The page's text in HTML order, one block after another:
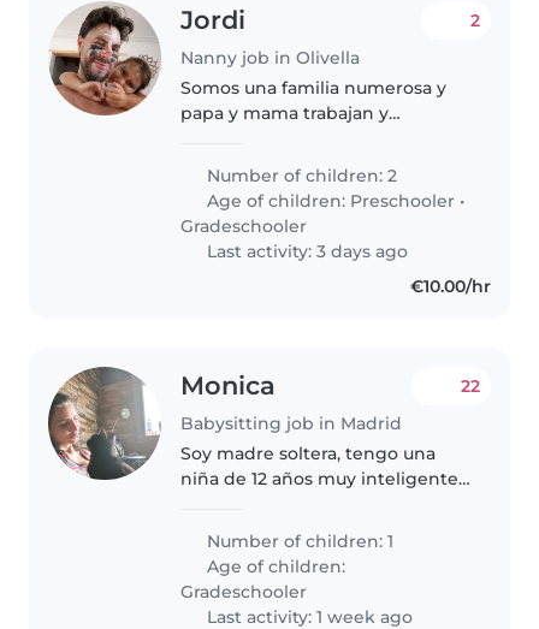
Jordi
Nanny job in Olivella
2
Somos una familia numerosa y
papa y mama trabajan y
colegio por las mañanas y
empezar el dia con energia y
mucho amor
Number of children: 2
Age of children: Preschooler •
Gradeschooler
Last activity: 3 days ago
€10.00/hr
Monica
Babysitting job in Madrid
22
Soy madre soltera, tengo una
niña de 12 años muy inteligente
nerviosa
Number of children: 1
Age of children:
Gradeschooler
Last activity: 1 week ago